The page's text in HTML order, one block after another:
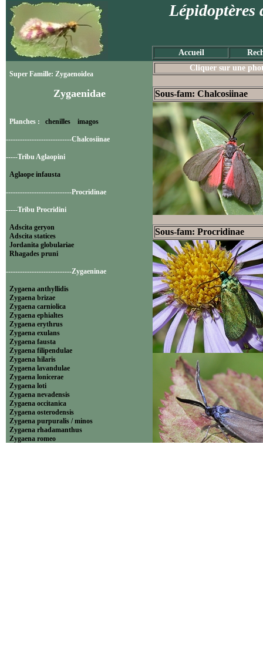
Lépidoptères
Accueil
Super Famille: Zygaenoidea
Zygaenidae
Planches : chenilles imagos
----------------------------Chalcosiinae
-----Tribu Aglaopini
Aglaope infausta
----------------------------Procridinae
-----Tribu Procridini
Adscita geryon
Adscita statices
Jordanita globulariae
Rhagades pruni
----------------------------Zygaeninae
Zygaena anthyllidis
Zygaena brizae
Zygaena carniolica
Zygaena ephialtes
Zygaena erythrus
Zygaena exulans
Zygaena fausta
Zygaena filipendulae
Zygaena hilaris
Zygaena lavandulae
Zygaena lonicerae
Zygaena loti
Zygaena nevadensis
Zygaena occitanica
Zygaena osterodensis
Zygaena purpuralis / minos
Zygaena rhadamanthus
Zygaena romeo
Cliquer sur une
Sous-fam: Chalcosiinae
Sous-fam: Procridinae